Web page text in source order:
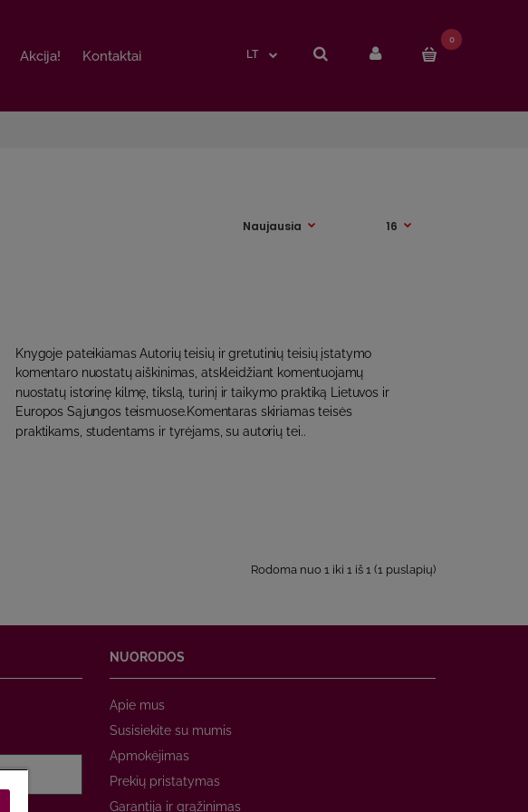
Akcija! Kontaktai LT
0
Akcija! Kontaktai LT
0
Knygoje pateikiamas Autorių teisių ir gretutinių teisių įstatymo
komentaro nuostatų aiškinimas, atskleidžiant komentuojamų
nuostatų istorinę kilmę, tikslą, turinį ir taikymo praktiką Lietuvos ir
Europos Sąjungos teismuose.Komentaras skiriamas teisės
praktikams, studentams ir tyrėjams, su autorių tei..
Rodoma nuo 1 iki 1 iš 1 (1 puslapių)
NUORODOS
Apie mus
Susisiekite su mumis
Apmokėjimas
Prekių pristatymas
Garantija ir grąžinimas